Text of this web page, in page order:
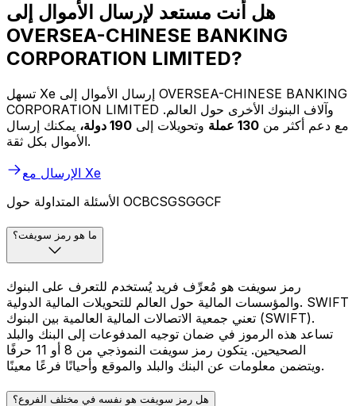
هل أنت مستعد لإرسال الأموال إلى
OVERSEA-CHINESE BANKING
CORPORATION LIMITED?
تسهل Xe إرسال الأموال إلى OVERSEA-CHINESE BANKING
CORPORATION LIMITED وآلاف البنوك الأخرى حول العالم.
مع دعم أكثر من 130 عملة وتحويلات إلى 190 دولة،
يمكنك إرسال
الأموال بكل ثقة.
الإرسال مع Xe
الأسئلة المتداولة حول OCBCSGSGGCF
ما هو رمز سويفت؟
رمز سويفت هو مُعرِّف فريد يُستخدم للتعرف على البنوك
والمؤسسات المالية حول العالم للتحويلات المالية الدولية. SWIFT
تعني جمعية الاتصالات المالية العالمية بين البنوك (SWIFT).
تساعد هذه الرموز في ضمان توجيه المدفوعات إلى البنك والبلد
الصحيحين. يتكون رمز سويفت النموذجي من 8 أو 11 حرفًا
ويتضمن معلومات عن البنك والبلد والموقع وأحيانًا فرعًا معينًا.
هل رمز سويفت هو نفسه في مختلف الفروع؟